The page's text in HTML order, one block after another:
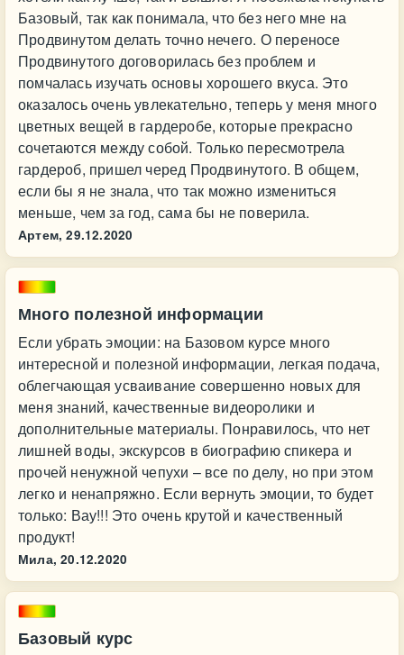
Базовый, так как понимала, что без него мне на
Продвинутом делать точно нечего. О переносе
Продвинутого договорилась без проблем и
помчалась изучать основы хорошего вкуса. Это
оказалось очень увлекательно, теперь у меня много
цветных вещей в гардеробе, которые прекрасно
сочетаются между собой. Только пересмотрела
гардероб, пришел черед Продвинутого. В общем,
если бы я не знала, что так можно измениться
меньше, чем за год, сама бы не поверила.
Артем, 29.12.2020
Много полезной информации
Если убрать эмоции: на Базовом курсе много
интересной и полезной информации, легкая подача,
облегчающая усваивание совершенно новых для
меня знаний, качественные видеоролики и
дополнительные материалы. Понравилось, что нет
лишней воды, экскурсов в биографию спикера и
прочей ненужной чепухи – все по делу, но при этом
легко и ненапряжно. Если вернуть эмоции, то будет
только: Вау!!! Это очень крутой и качественный
продукт!
Мила, 20.12.2020
Базовый курс